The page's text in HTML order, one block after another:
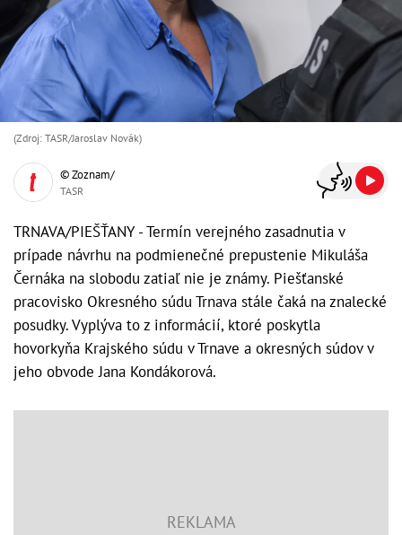
(Zdroj: TASR/Jaroslav Novák)
© Zoznam/
TASR
TRNAVA/PIEŠŤANY - Termín verejného zasadnutia v
prípade návrhu na podmienečné prepustenie Mikuláša
Černáka na slobodu zatiaľ nie je známy. Piešťanské
pracovisko Okresného súdu Trnava stále čaká na znalecké
posudky. Vyplýva to z informácií, ktoré poskytla
hovorkyňa Krajského súdu v Trnave a okresných súdov v
jeho obvode Jana Kondákorová.